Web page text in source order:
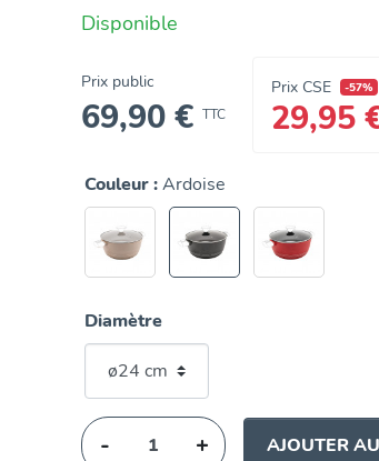
Disponible
Prix public
69,90 € TTC
Prix CSE -57%
29,95
Couleur :Ardoise
Diamètre
- + AJOUTER